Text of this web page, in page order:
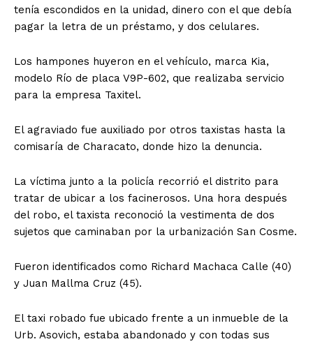
tenía escondidos en la unidad, dinero con el que debía
pagar la letra de un préstamo, y dos celulares.
Los hampones huyeron en el vehículo, marca Kia,
modelo Río de placa V9P-602, que realizaba servicio
para la empresa Taxitel.
El agraviado fue auxiliado por otros taxistas hasta la
comisaría de Characato, donde hizo la denuncia.
La víctima junto a la policía recorrió el distrito para
tratar de ubicar a los facinerosos. Una hora después
del robo, el taxista reconoció la vestimenta de dos
sujetos que caminaban por la urbanización San Cosme.
Fueron identificados como Richard Machaca Calle (40)
y Juan Mallma Cruz (45).
El taxi robado fue ubicado frente a un inmueble de la
Urb. Asovich, estaba abandonado y con todas sus